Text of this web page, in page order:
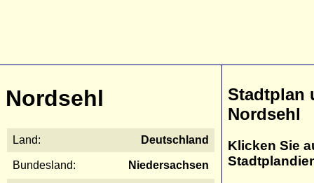
Nordsehl
Land: Deutschland
Bundesland: Niedersachsen
Stadtplan
Nordsehl
Klicken Sie